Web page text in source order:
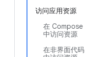
访问应用资源
在 Compose
中访问资源
在非界面代码